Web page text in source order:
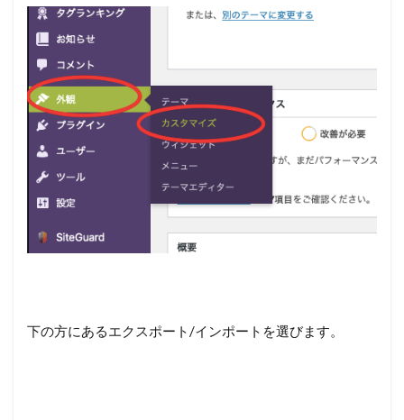
下の方にあるエクスポート/インポートを選びます。